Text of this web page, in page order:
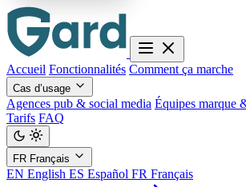
Accueil Fonctionnalités Comment ça marche
Cas d’usage
Agences pub & social media Équipes marque
Tarifs FAQ
FR Français
EN English ES Español FR Français